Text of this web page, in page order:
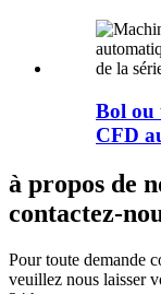
Bol ou
CFD
à propos de
contactez-
Pour toute demande
veuillez nous laisser